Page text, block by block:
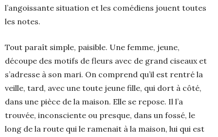
l’angoissante situation et les comédiens jouent toutes
les notes.
Tout paraît simple, paisible. Une femme, jeune,
découpe des motifs de fleurs avec de grand ciseaux et
s’adresse à son mari. On comprend qu’il est rentré la
veille, tard, avec une toute jeune fille, qui dort à côté,
dans une pièce de la maison. Elle se repose. Il l’a
trouvée, inconsciente ou presque, dans un fossé, le
long de la route qui le ramenait à la maison, lui qui est